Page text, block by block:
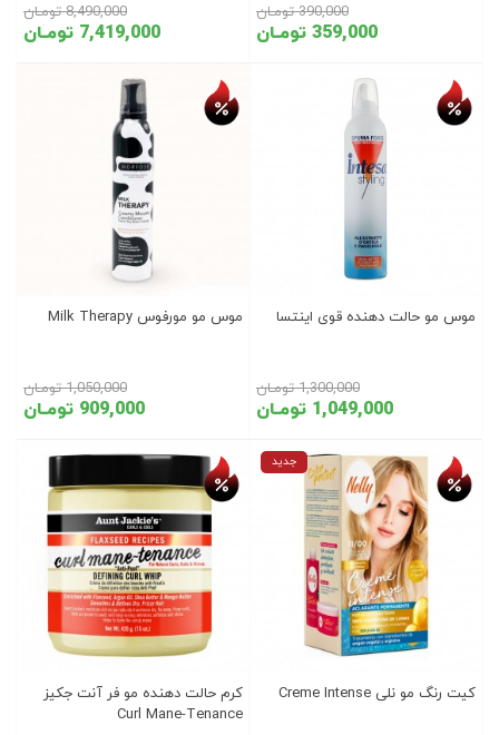
359,000 تومـان
390,000 تومـان
7,419,000 تومـان
8,490,000 تومـان
موس مو حالت دهنده قوی اینتسا
1,049,000 تومـان
1,300,000 تومـان
موس مو مورفوس Milk Therapy
909,000 تومـان
1,050,000 تومـان
جدید
کیت رنگ مو نلی Creme Intense
کرم حالت دهنده مو فر آنت جکیز
Curl Mane-Tenance